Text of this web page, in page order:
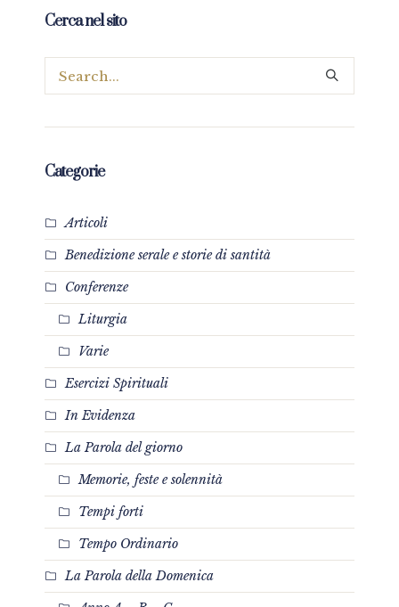
Cerca nel sito
Categorie
Articoli
Benedizione serale e storie di santità
Conferenze
Liturgia
Varie
Esercizi Spirituali
In Evidenza
La Parola del giorno
Memorie, feste e solennità
Tempi forti
Tempo Ordinario
La Parola della Domenica